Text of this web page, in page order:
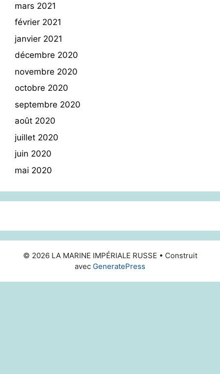
mars 2021
février 2021
janvier 2021
décembre 2020
novembre 2020
octobre 2020
septembre 2020
août 2020
juillet 2020
juin 2020
mai 2020
© 2026 LA MARINE IMPÉRIALE RUSSE • Construit
avec GeneratePress